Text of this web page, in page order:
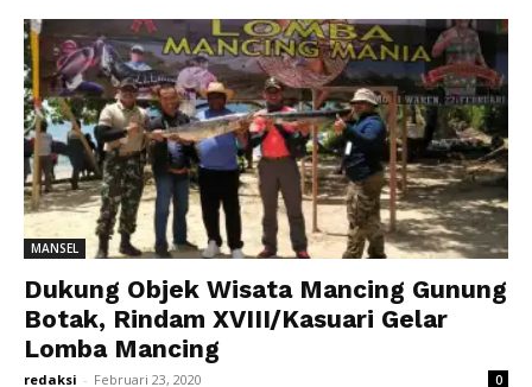
MANSEL
Dukung Objek Wisata Mancing Gunung
Botak, Rindam XVIII/Kasuari Gelar
Lomba Mancing
redaksi - Februari 23, 2020 0